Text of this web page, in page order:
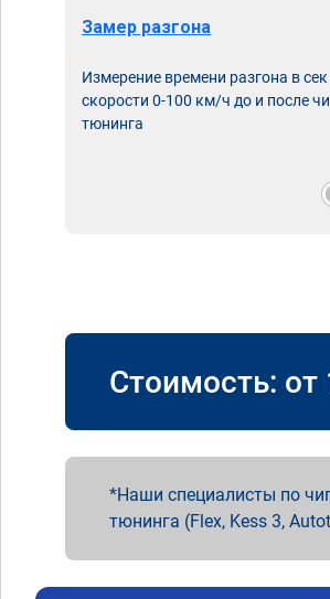
Замер разгона
Измерение времени разгона в
скорости 0-100 км/ч до и после
тюнинга
Стоимость: от
Наши специалисты по
тюнинга (Flex, Kess 3,